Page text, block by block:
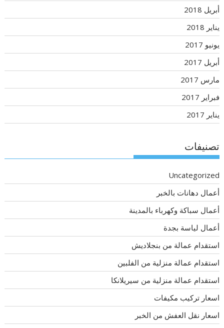
أبريل 2018
يناير 2018
يونيو 2017
أبريل 2017
مارس 2017
فبراير 2017
يناير 2017
تصنيفات
Uncategorized
أعمال دهانات بالخبر
أعمال سباكة وكهرباء بالمدينة
أعمال لياسة بجدة
استقدام عمالة من بنجلاديش
استقدام عمالة منزلية من الفلبين
استقدام عمالة منزلية من سيريلانكا
اسعار تركيب مكيفات
اسعار نقل العفش من الخبر